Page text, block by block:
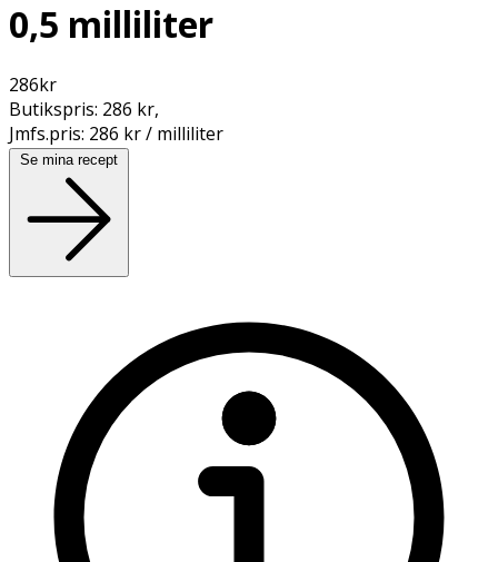
0,5 milliliter
286kr
Butikspris: 286 kr,
Jmfs.pris: 286 kr / milliliter
Se mina recept